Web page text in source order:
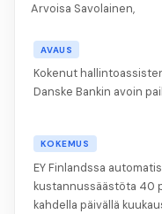
Arvoisa Savolainen,
AVAUS
Kokenut
Danske Bankin avoin
KOKEMUS
EY Finlandssa
kustannussäästöta 40
kahdella päivällä